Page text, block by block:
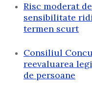
Risc moderat
sensibilitate
termen scurt
Consiliul
reevaluarea
de persoane